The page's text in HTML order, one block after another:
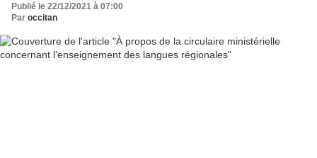
Publié le 22/12/2021 à 07:00
Par occitan